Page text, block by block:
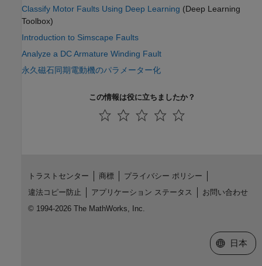
Classify Motor Faults Using Deep Learning (Deep Learning
Toolbox)
Introduction to Simscape Faults
Analyze a DC Armature Winding Fault
永久磁石同期電動機のパラメーター化
この情報は役に立ちましたか？
トラストセンター 商標
プライバシー ポリシー
違法コピー防止
アプリケーション ステータス
お問い合わせ
© 1994-2026 The MathWorks, Inc.
Web サイ
日本